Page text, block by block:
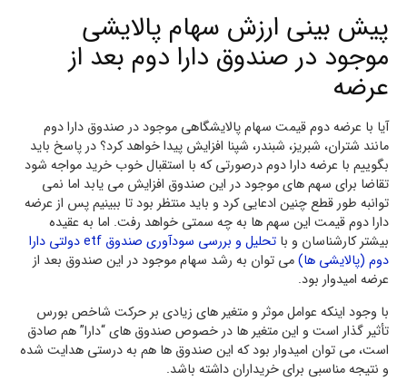
پیش بینی ارزش سهام پالایشی
موجود در صندوق دارا دوم بعد از
عرضه
آیا با عرضه دوم قیمت سهام پالایشگاهی موجود در صندوق دارا دوم
مانند شتران، شبریز، شبندر، شپنا افزایش پیدا خواهد کرد؟ در پاسخ باید
بگوییم با عرضه دارا دوم درصورتی که با استقبال خوب خرید مواجه شود
تقاضا برای سهم های موجود در این صندوق افزایش می یابد اما نمی
توانبه طور قطع چنین ادعایی کرد و باید منتظر بود تا ببینیم پس از عرضه
دارا دوم قیمت این سهم ها به چه سمتی خواهد رفت. اما به عقیده
بیشتر کارشناسان و با
تحلیل و بررسی سودآوری صندوق etf دولتی دارا
دوم (پالایشی ها)می توان به رشد سهام موجود در این صندوق بعد از
عرضه امیدوار بود.
با وجود اینکه عوامل موثر و متغیر های زیادی بر حرکت شاخص بورس
تأثیر گذار است و این متغیر ها در خصوص صندوق های “دارا” هم صادق
است، می توان امیدوار بود که این صندوق ها هم به درستی هدایت شده
و نتیجه مناسبی برای خریداران داشته باشد.